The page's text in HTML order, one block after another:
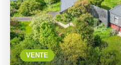
VENTE